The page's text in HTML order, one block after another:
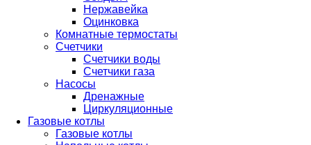
Нержавейка
Оцинковка
Комнатные термостаты
Счетчики
Счетчики воды
Счетчики газа
Насосы
Дренажные
Циркуляционные
Газовые котлы
Газовые котлы